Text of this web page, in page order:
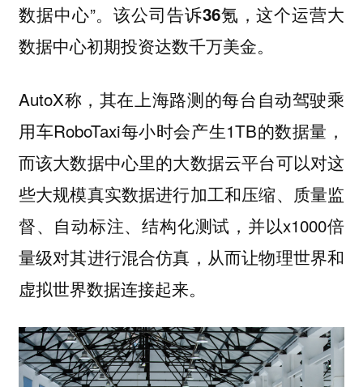
数据中心”。该公司告诉36氪，这个运营大
数据中心初期投资达数千万美金。
AutoX称，其在上海路测的每台自动驾驶乘
用车RoboTaxi每小时会产生1TB的数据量，
而该大数据中心里的大数据云平台可以对这
些大规模真实数据进行加工和压缩、质量监
督、自动标注、结构化测试，并以x1000倍
量级对其进行混合仿真，从而让物理世界和
虚拟世界数据连接起来。